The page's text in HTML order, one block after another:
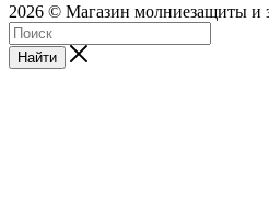
2026 © Магазин молниезащиты и
Найти